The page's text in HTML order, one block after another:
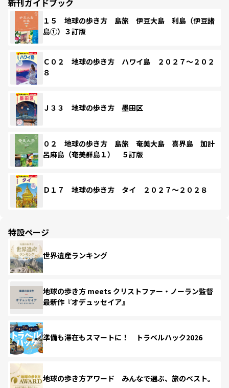
１５ 地球の歩き方 島旅 伊豆大島 利島（伊豆諸
島①）３訂版
Ｃ０２ 地球の歩き方 ハワイ島 ２０２７～２０２
８
Ｊ３３ 地球の歩き方 墨田区
０２ 地球の歩き方 島旅 奄美大島 喜界島 加計
呂麻島（奄美群島１） ５訂版
Ｄ１７ 地球の歩き方 タイ ２０２７～２０２８
特設ページ
世界遺産ランキング
地球の歩き方 meets クリストファー・ノーラン監督
最新作『オデュッセイア』
準備も滞在もスマートに！ トラベルハック2026
地球の歩き方アワード みんなで選ぶ、旅のベスト。